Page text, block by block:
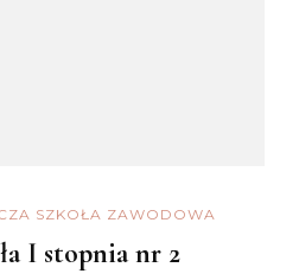
SZKOŁA ZAWODOWA
I stopnia nr 2